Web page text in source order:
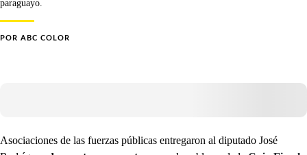
paraguayo.
POR ABC COLOR
Asociaciones de las fuerzas públicas entregaron al diputado José